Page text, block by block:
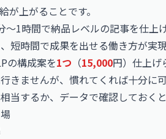
が上がることです。
1時間で納品レベルの記事を仕上
短時間で成果を出せる働き方が実現
の構成案を1つ （15,000円）仕上げ
きませんが、慣れてくれば十分に可
当するか、データで確認しておく